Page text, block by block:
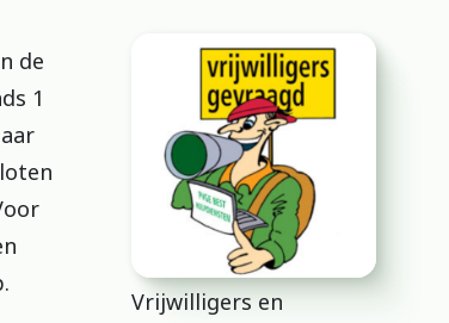
de
1
Vrijwilligers en